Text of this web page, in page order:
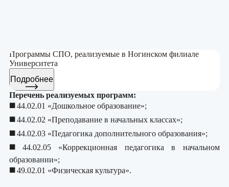
Программы СПО, реализуемые в Ногинском филиале
Университета
Подробнее
Перечень реализуемых программ:
◼️44.02.01 «Дошкольное образование»;
◼️ 44.02.02 «Преподавание в начальных классах»;
◼️44.02.03 «Педагогика дополнительного образования»;
◼️ 44.02.05 «Коррекционная педагогика в начальном
образовании»;
◼️49.02.01 «Физическая культура».